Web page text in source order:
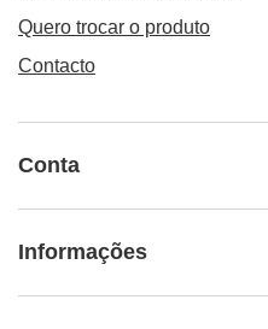
Quero trocar o produto
Contacto
Conta
Informações